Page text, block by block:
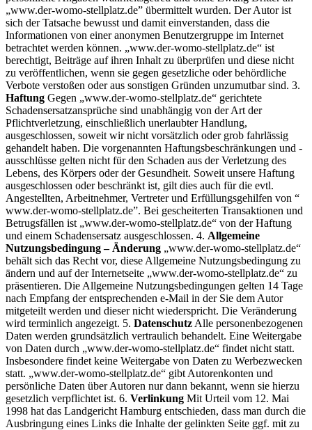
„www.der-womo-stellplatz.de” übermittelt wurden. Der Autor ist
sich der Tatsache bewusst und damit einverstanden, dass die
Informationen von einer anonymen Benutzergruppe im Internet
betrachtet werden können. „www.der-womo-stellplatz.de“ ist
berechtigt, Beiträge auf ihren Inhalt zu überprüfen und diese nicht
zu veröffentlichen, wenn sie gegen gesetzliche oder behördliche
Verbote verstoßen oder aus sonstigen Gründen unzumutbar sind. 3.
Haftung Gegen „www.der-womo-stellplatz.de“ gerichtete
Schadensersatzansprüche sind unabhängig von der Art der
Pflichtverletzung, einschließlich unerlaubter Handlung,
ausgeschlossen, soweit wir nicht vorsätzlich oder grob fahrlässig
gehandelt haben. Die vorgenannten Haftungsbeschränkungen und -
ausschlüsse gelten nicht für den Schaden aus der Verletzung des
Lebens, des Körpers oder der Gesundheit. Soweit unsere Haftung
ausgeschlossen oder beschränkt ist, gilt dies auch für die evtl.
Angestellten, Arbeitnehmer, Vertreter und Erfüllungsgehilfen von “
www.der-womo-stellplatz.de”. Bei gescheiterten Transaktionen und
Betrugsfällen ist „www.der-womo-stellplatz.de“ von der Haftung
und einem Schadensersatz ausgeschlossen. 4. Allgemeine
Nutzungsbedingung – Änderung „www.der-womo-stellplatz.de“
behält sich das Recht vor, diese Allgemeine Nutzungsbedingung zu
ändern und auf der Internetseite „www.der-womo-stellplatz.de“ zu
präsentieren. Die Allgemeine Nutzungsbedingungen gelten 14 Tage
nach Empfang der entsprechenden e-Mail in der Sie dem Autor
mitgeteilt werden und dieser nicht wiederspricht. Die Veränderung
wird terminlich angezeigt. 5. Datenschutz Alle personenbezogenen
Daten werden grundsätzlich vertraulich behandelt. Eine Weitergabe
von Daten durch „www.der-womo-stellplatz.de“ findet nicht statt.
Insbesondere findet keine Weitergabe von Daten zu Werbezwecken
statt. „www.der-womo-stellplatz.de“ gibt Autorenkonten und
persönliche Daten über Autoren nur dann bekannt, wenn sie hierzu
gesetzlich verpflichtet ist. 6. Verlinkung Mit Urteil vom 12. Mai
1998 hat das Landgericht Hamburg entschieden, dass man durch die
Ausbringung eines Links die Inhalte der gelinkten Seite ggf. mit zu